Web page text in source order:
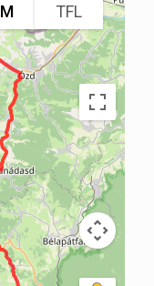
TFL